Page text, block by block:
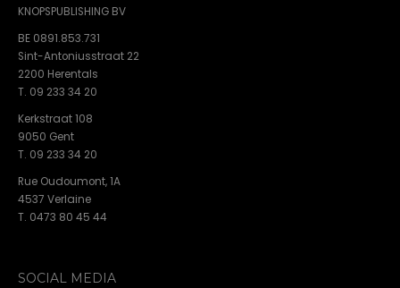
KNOPSPUBLISHING BV
BE 0891.853.731
Sint-Antoniusstraat 22
2200 Herentals
T. 09 233 34 20
Kerkstraat 108
9050 Gent
T. 09 233 34 20
Rue Oudoumont, 1A
4537 Verlaine
T. 0473 80 45 44
SOCIAL MEDIA